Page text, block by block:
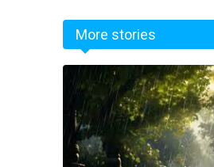
More stories